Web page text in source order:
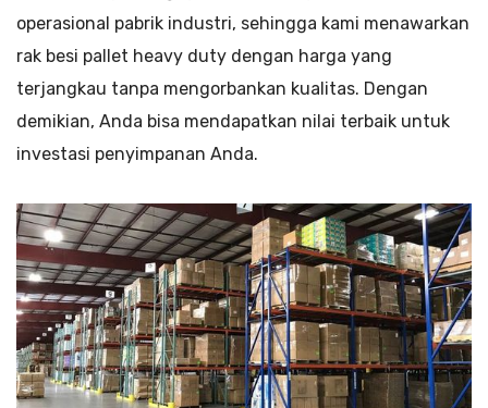
operasional pabrik industri, sehingga kami menawarkan
rak besi pallet heavy duty dengan harga yang
terjangkau tanpa mengorbankan kualitas. Dengan
demikian, Anda bisa mendapatkan nilai terbaik untuk
investasi penyimpanan Anda.